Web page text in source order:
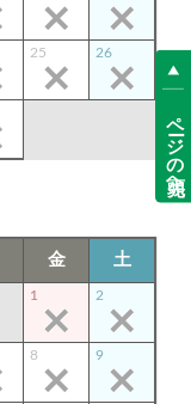
25 26
金 土
1 2
8 9
ページの先頭へ